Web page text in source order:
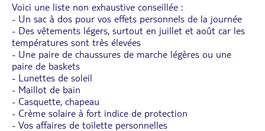
Voici une liste non exhaustive conseillée :
- Un sac à dos pour vos effets personnels de la journée
- Des vêtements légers, surtout en juillet et août car les
températures sont très élevées
- Une paire de chaussures de marche légères ou une
paire de baskets
- Lunettes de soleil
- Maillot de bain
- Casquette, chapeau
- Crème solaire à fort indice de protection
- Vos affaires de toilette personnelles